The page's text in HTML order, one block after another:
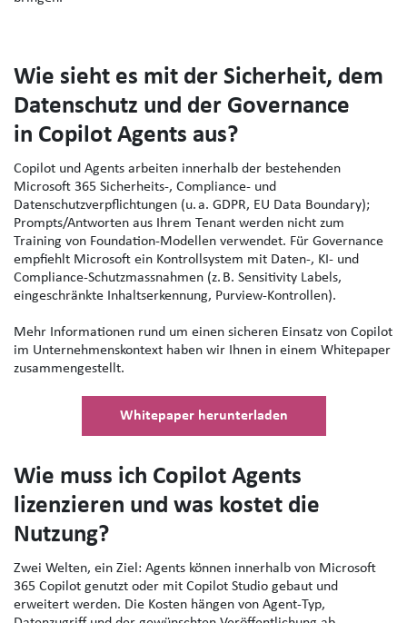
Wie sieht es mit der Sicherheit, dem
Datenschutz und der Governance
in Copilot Agents aus?
Copilot und Agents arbeiten innerhalb der bestehenden
Microsoft 365 Sicherheits‑, Compliance‑ und
Datenschutzverpflichtungen (u. a. GDPR, EU Data Boundary);
Prompts/Antworten aus Ihrem Tenant werden nicht zum
Training von Foundation‑Modellen verwendet. Für Governance
empfiehlt Microsoft ein Kontrollsystem mit Daten‑, KI‑ und
Compliance‑Schutzmassnahmen (z. B. Sensitivity Labels,
eingeschränkte Inhaltserkennung, Purview‑Kontrollen).
Mehr Informationen rund um einen sicheren Einsatz von Copilot
im Unternehmenskontext haben wir Ihnen in einem Whitepaper
zusammengestellt.
Whitepaper herunterladen
Wie muss ich Copilot Agents
lizenzieren und was kostet die
Nutzung?
Zwei Welten, ein Ziel : Agents können innerhalb von Microsoft
365 Copilot genutzt oder mit Copilot Studio gebaut und
erweitert werden. Die Kosten hängen von Agent‑Typ,